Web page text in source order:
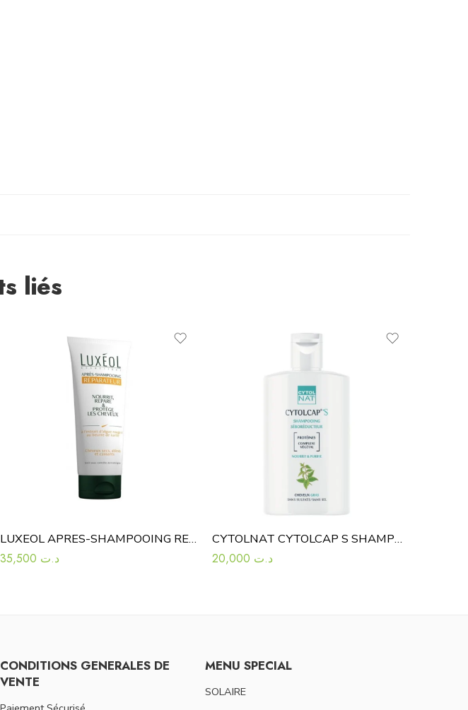
liés
LUXEOL APRES-SHAMPOOING REPARATEUR 200ML
د.ت
CYTOLNAT CYTOLCAP S SHAMPOOING SEBOREDUCTEUR CHEVEUX GRAS 200ML
د.ت
CONDITIONS GENERALES DE
VENTE
MENU SPECIAL
SOLAIRE